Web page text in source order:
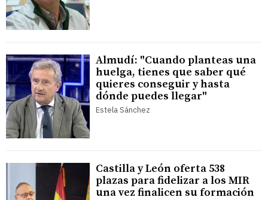
Almudí: "Cuando planteas una
huelga, tienes que saber qué
quieres conseguir y hasta
dónde puedes llegar"
Estela Sánchez
Castilla y León oferta 538
plazas para fidelizar a los MIR
una vez finalicen su formación